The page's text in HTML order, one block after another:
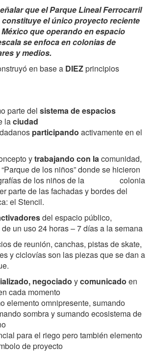
que el Parque Lineal Ferrocarril
constituye el único proyecto reciente
que operando en espacio
se enfoca en colonias de
y medios.
en base a DIEZprincipios
parte del sistema de espacios
laciudad
participando activamente en el
ytrabajando con lacomunidad,
de los niños” donde se hicieron
de los niños de la colonia
parte de las fachadas y bordes del
el Stencil.
del espacio público,
un uso 24 horas – 7 días a la semana
de reunión, canchas, pistas de skate,
y ciclovías son las piezas que se dan a
negociado ycomunicado en
cada momento
elemento omnipresente, sumando
sombra y sumando ecosistema de
para el riego pero también elemento
de proyecto